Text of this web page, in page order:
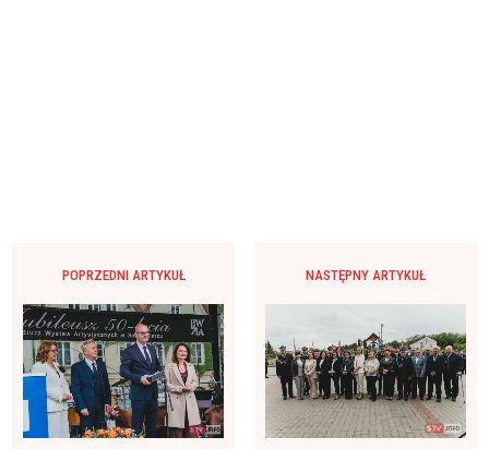
POPRZEDNI ARTYKUŁ NASTĘPNY ARTYKUŁ